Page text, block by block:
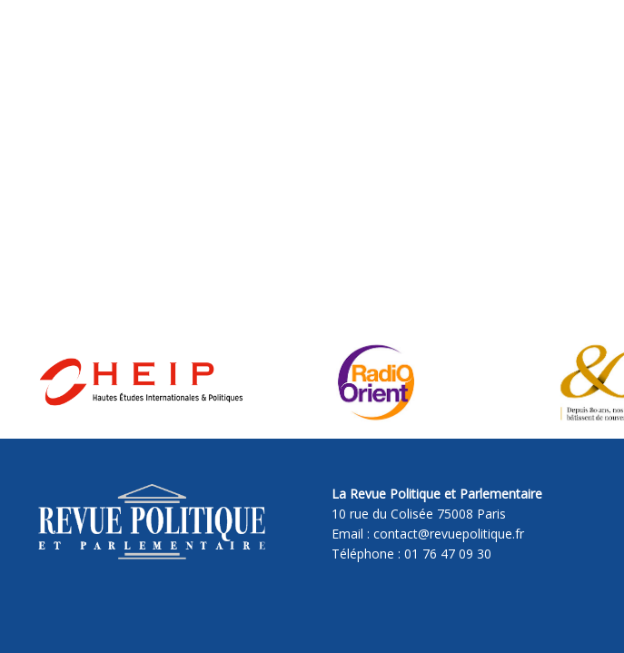
La Revue Politique et Parlementaire
10 rue du Colisée 75008 Paris
Email : contact@revuepolitique.fr
Téléphone : 01 76 47 09 30